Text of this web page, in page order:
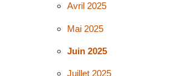
Avril 2025
Mai 2025
Juin 2025
Juillet 2025